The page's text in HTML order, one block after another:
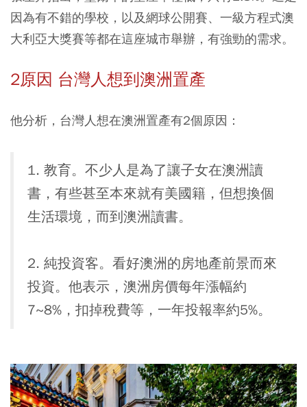
因為有不錯的學校，以及網球公開賽、一級方程式澳
大利亞大獎賽等都在這座城市舉辦，有強勁的需求。
2原因 台灣人想到澳洲置產
他分析，台灣人想在澳洲置產有2個原因：
1. 教育。不少人是為了讓子女在澳洲讀
書，有些甚至本來就有美國籍，但想換個
生活環境，而到澳洲讀書。
2. 純投資客。看好澳洲的房地產前景而來
投資。他表示，澳洲房價每年漲幅約
7~8%，扣掉稅費等，一年投報率約5%。